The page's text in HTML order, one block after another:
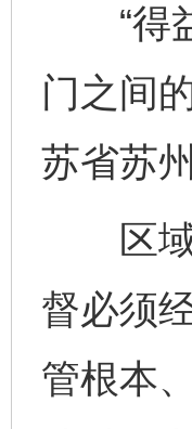
“得益
门之间
苏省苏
区域
督必须
管根本